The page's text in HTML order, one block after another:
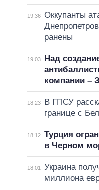
19:36 Оккупанты
ранены
19:03
Над
компании –
18:23
В ГПСУ
границе с
18:12 Турция
в Черном
18:01
Украина
миллиона